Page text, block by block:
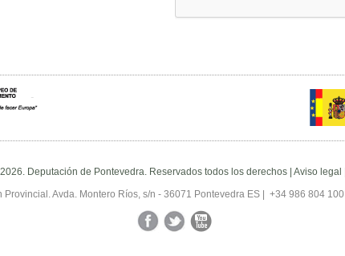
Deputación de Pontevedra. Reservados todos los derechos | Aviso legal
Provincial. Avda. Montero Ríos, s/n - 36071 Pontevedra ES | +34 986 804 100
FacebookTwitterYouTube